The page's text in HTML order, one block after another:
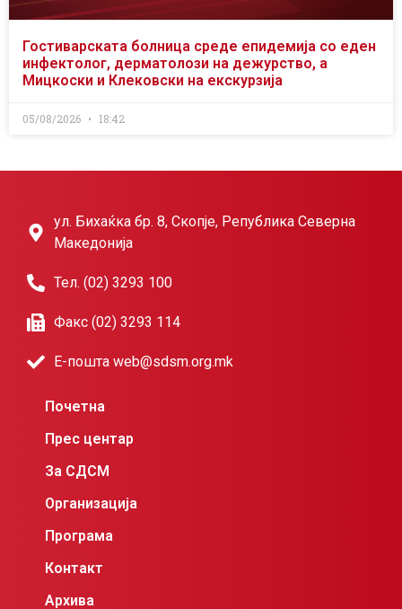
Гостиварската болница среде епидемија со еден
инфектолог, дерматолози на дежурство, а
Мицкоски и Клековски на екскурзија
05/08/2026 18:42
ул. Бихаќка бр. 8, Скопје, Република Северна
Македонија
Тел. (02) 3293 100
Факс (02) 3293 114
Е-пошта web@sdsm.org.mk
Почетна
Прес центар
За СДСМ
Организација
Програма
Контакт
Архива